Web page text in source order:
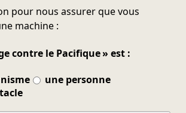
pour nous assurer que vous
machine :
contre le Pacifique » est :
une personne